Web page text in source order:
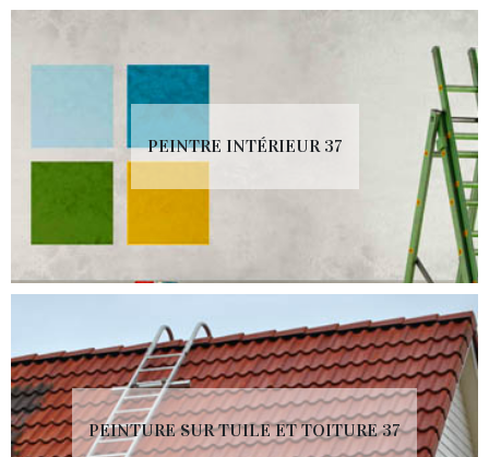
PEINTRE INTÉRIEUR 37
PEINTURE SUR TUILE ET TOITURE 37